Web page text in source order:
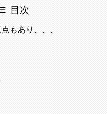
目次
もあり、、、